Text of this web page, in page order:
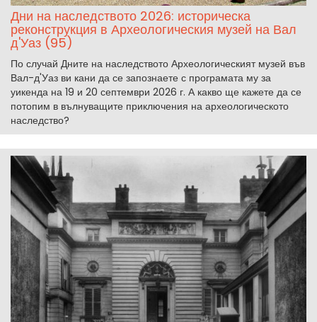
Дни на наследството 2026: историческа
реконструкция в Археологическия музей на Вал
д'Уаз (95)
По случай Дните на наследството Археологическият музей във
Вал-д'Уаз ви кани да се запознаете с програмата му за
уикенда на 19 и 20 септември 2026 г. А какво ще кажете да се
потопим в вълнуващите приключения на археологическото
наследство?